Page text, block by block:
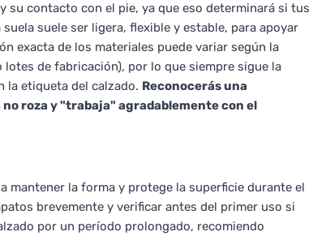
su contacto con el pie, ya que eso determinará si tus
suele ser ligera, flexible y estable, para apoyar
exacta de los materiales puede variar según la
de fabricación), por lo que siempre sigue la
la etiqueta del calzado. Reconocerás una
roza y "trabaja" agradablemente con el
mantener la forma y protege la superficie durante el
brevemente y verificar antes del primer uso si
por un período prolongado, recomiendo